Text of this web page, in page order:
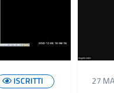
ISCRITTI 27